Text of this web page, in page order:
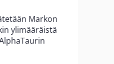
Markon
ylimääräistä